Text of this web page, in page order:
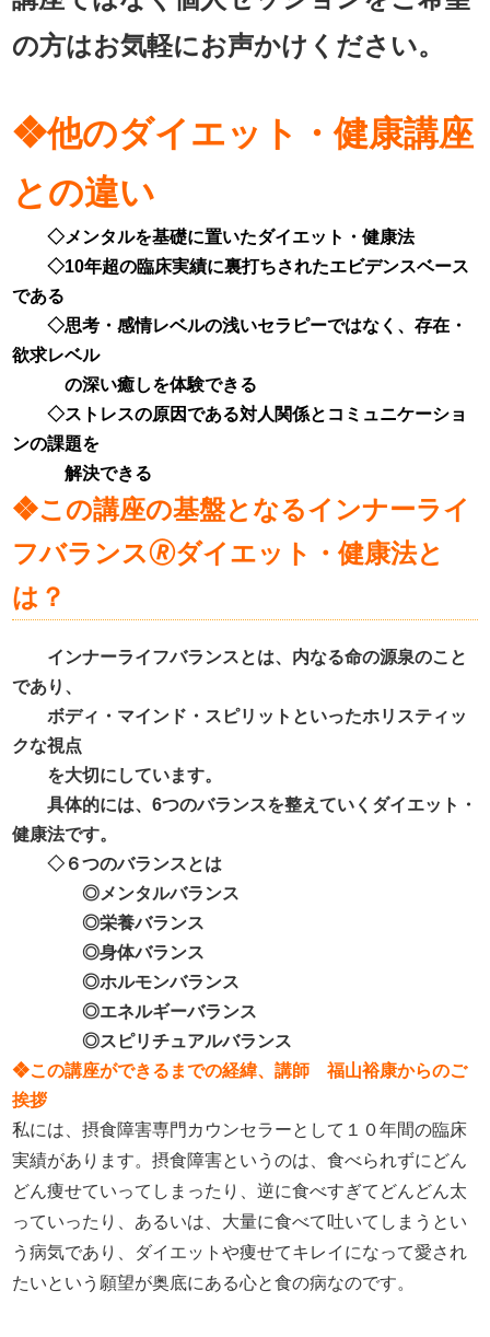
の方はお気軽にお声かけください。
❖他のダイエット・健康講座
との違い
◇メンタルを基礎に置いたダイエット・健康法
◇10年超の臨床実績に裏打ちされたエビデンスベース
である
◇思考・感情レベルの浅いセラピーではなく、存在・
欲求レベル
の深い癒しを体験できる
◇ストレスの原因である対人関係とコミュニケーショ
ンの課題を
解決できる
❖この講座の基盤となるインナーライ
フバランス🄬ダイエット・健康法と
は？
インナーライフバランスとは、内なる命の源泉のこと
であり、
ボディ・マインド・スピリットといったホリスティッ
クな視点
を大切にしています。
具体的には、6つのバランスを整えていくダイエット・
健康法です。
◇６つのバランスとは
◎メンタルバランス
◎栄養バランス
◎身体バランス
◎ホルモンバランス
◎エネルギーバランス
◎スピリチュアルバランス
❖この講座ができるまでの経緯、講師 福山裕康からのご
挨拶
私には、摂食障害専門カウンセラーとして１０年間の臨床
実績があります。摂食障害というのは、食べられずにどん
どん痩せていってしまったり、逆に食べすぎてどんどん太
っていったり、あるいは、大量に食べて吐いてしまうとい
う病気であり、ダイエットや痩せてキレイになって愛され
たいという願望が奥底にある心と食の病なのです。